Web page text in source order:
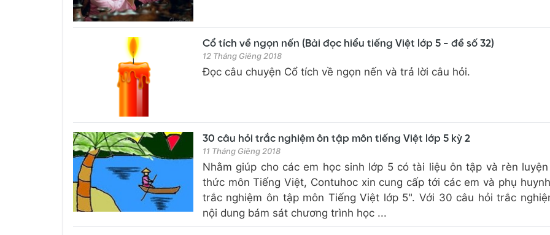
Cổ tích về ngọn nến (Bài đọc hiểu tiếng Việt lớp 5 - đề số 32)
12 Tháng Giêng 2018
Đọc câu chuyện Cổ tích về ngọn nến và trả lời câu hỏi.
30 câu hỏi trắc nghiệm ôn tập môn tiếng Việt lớp 5 kỳ 2
11 Tháng Giêng 2018
Nhằm giúp cho các em học sinh lớp 5 có tài liệu ôn tập và rèn luyện
thức môn Tiếng Việt, Contuhoc xin cung cấp tới các em và phụ
trắc nghiệm ôn tập môn Tiếng Việt lớp 5". Với 30 câu hỏi trắc
nội dung bám sát chương trình học ...